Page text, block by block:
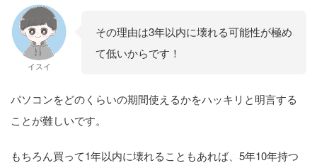
イスイ
その理由は3年以内に壊れる可能性が極め
て低いからです！
パソコンをどのくらいの期間使えるかをハッキリと明言する
ことが難しいです。
もちろん買って1年以内に壊れることもあれば、5年10年持つ